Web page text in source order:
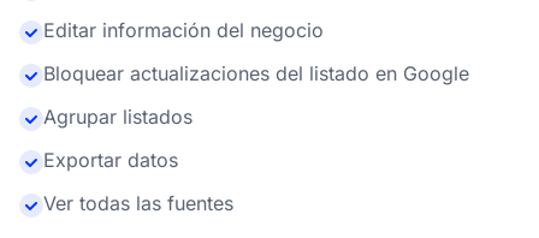
Editar información del negocio
Bloquear actualizaciones del listado en Google
Agrupar listados
Exportar datos
Ver todas las fuentes